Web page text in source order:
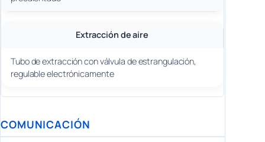
Extracción de aire
Tubo de extracción con válvula de estrangulación,
regulable electrónicamente
COMUNICACIÓN